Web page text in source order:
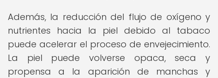
Además, la reducción del flujo de oxígeno y
nutrientes hacia la piel debido al tabaco
puede acelerar el proceso de envejecimiento.
La piel puede volverse opaca, seca y
propensa a la aparición de manchas y